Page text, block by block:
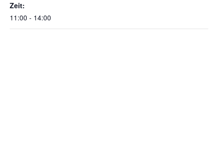
Zeit:
11:00 - 14:00